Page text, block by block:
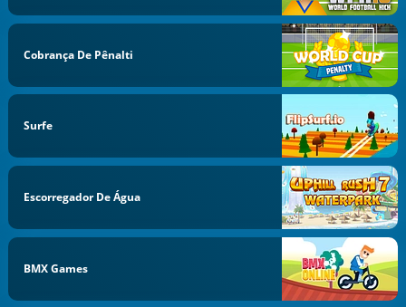
Cobrança De Pênalti
Surfe
Escorregador De Água
BMX Games